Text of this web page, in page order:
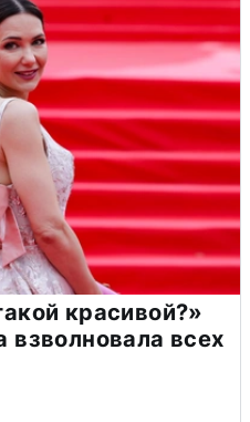
красивой?»
взволновала всех